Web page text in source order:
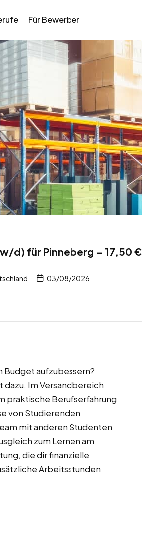
Für Bewerber
d) für Pinneberg – 17,50 €
03/08/2026
Budget aufzubessern?
dazu. Im Versandbereich
praktische Berufserfahrung
von Studierenden
mit anderen Studenten
zum Lernen am
die dir finanzielle
Arbeitsstunden